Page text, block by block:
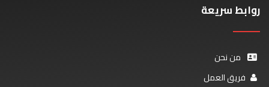
روابط سريعة
من نحن
فريق العمل